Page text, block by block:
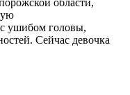
ушибом головы,
Сейчас девочка